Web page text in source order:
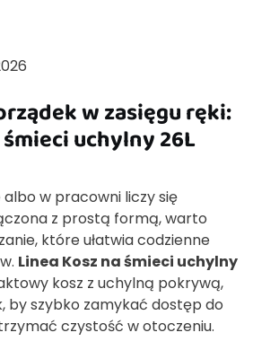
w zasięgu ręki:
uchylny 26L
albo w pracowni liczy się
z prostą formą, warto
które ułatwia codzienne
Linea Kosz na śmieci uchylny
kosz z uchylną pokrywą,
by szybko zamykać dostęp do
czystość w otoczeniu.